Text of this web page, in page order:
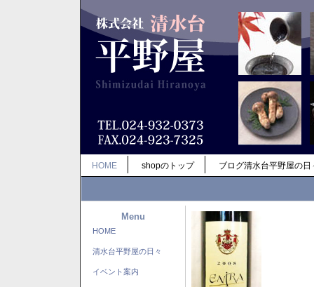
HOME shopのトップ ブログ清水台平野屋の日
Menu
HOME
清水台平野屋の日々
イベント案内